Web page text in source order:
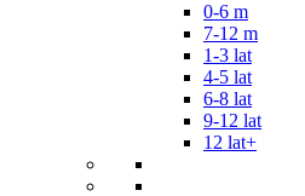
0-6 m
7-12 m
1-3 lat
4-5 lat
6-8 lat
9-12 lat
12 lat+